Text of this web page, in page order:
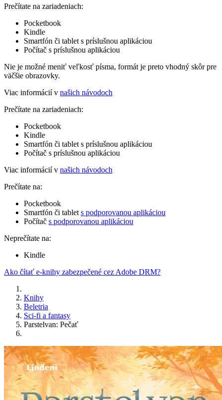
Prečítate na zariadeniach:
Pocketbook
Kindle
Smartfón či tablet s príslušnou aplikáciou
Počítač s príslušnou aplikáciou
Nie je možné meniť veľkosť písma, formát je preto vhodný skôr pre
väčšie obrazovky.
Viac informácií v našich návodoch
Prečítate na zariadeniach:
Pocketbook
Kindle
Smartfón či tablet s príslušnou aplikáciou
Počítač s príslušnou aplikáciou
Viac informácií v našich návodoch
Prečítate na:
Pocketbook
Smartfón či tablet s podporovanou aplikáciou
Počítač s podporovanou aplikáciou
Neprečítate na:
Kindle
Ako čítať e-knihy zabezpečené cez Adobe DRM?
Knihy
Beletria
Sci-fi a fantasy
Parstelvan: Pečať